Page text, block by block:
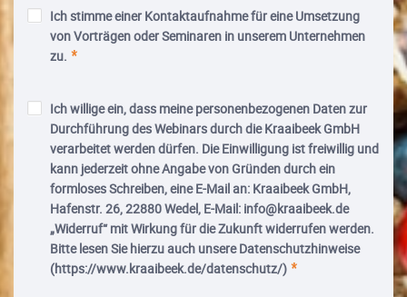
Ich stimme einer Kontaktaufnahme für eine Umsetzung
von Vorträgen oder Seminaren in unserem Unternehmen
zu.
Ich willige ein, dass meine personenbezogenen Daten zur
Durchführung des Webinars durch die Kraaibeek GmbH
verarbeitet werden dürfen. Die Einwilligung ist freiwillig und
kann jederzeit ohne Angabe von Gründen durch ein
formloses Schreiben, eine E-Mail an: Kraaibeek GmbH,
Hafenstr. 26, 22880 Wedel, E-Mail: info@kraaibeek.de
„Widerruf“ mit Wirkung für die Zukunft widerrufen werden.
Bitte lesen Sie hierzu auch unsere Datenschutzhinweise
(https://www.kraaibeek.de/datenschutz/)